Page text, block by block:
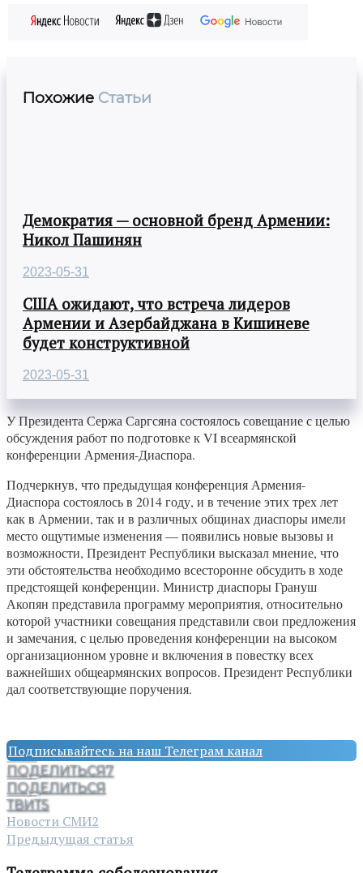
Похожие Статьи
Демократия — основной бренд Армении:
Никол Пашинян
2023-05-31
США ожидают, что встреча лидеров
Армении и Азербайджана в Кишиневе
будет конструктивной
2023-05-31
У Президента Сержа Саргсяна состоялось совещание с целью
обсуждения работ по подготовке к VI всеармянской
конференции Армения-Диаспора.
Подчеркнув, что предыдущая конференция Армения-
Диаспора состоялось в 2014 году, и в течение этих трех лет
как в Армении, так и в различных общинах диаспоры имели
место ощутимые изменения — появились новые вызовы и
возможности, Президент Республики высказал мнение, что
эти обстоятельства необходимо всесторонне обсудить в ходе
предстоящей конференции. Министр диаспоры Грануш
Акопян представила программу мероприятия, относительно
которой участники совещания представили свои предложения
и замечания, с целью проведения конференции на высоком
организационном уровне и включения в повестку всех
важнейших общеармянских вопросов. Президент Республики
дал соответствующие поручения.
Подписывайтесь на наш Телеграм канал
ПОДЕЛИТЬСЯ7
ПОДЕЛИТЬСЯ
ТВИТ5
Новости СМИ2
Предыдущая статья